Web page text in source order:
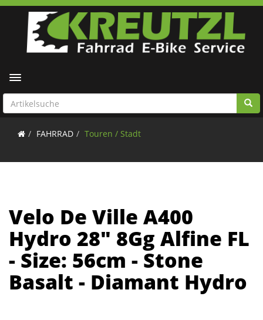
Toggle navigation
FAHRRAD Touren / Stadt
Velo De Ville A400
Hydro 28" 8Gg Alfine FL
- Size: 56cm - Stone
Basalt - Diamant Hydro